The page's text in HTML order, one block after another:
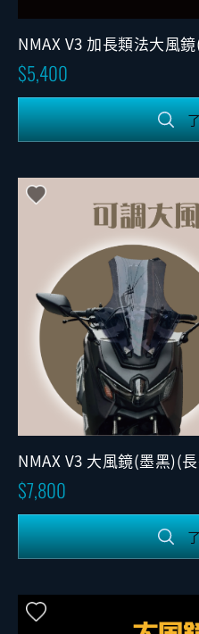
NMAX V3 加長類法大風
5,400
NMAX V3 大風鏡(墨黑)(
7,800